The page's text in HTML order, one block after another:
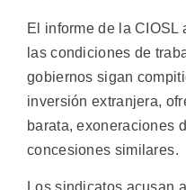
El informe de la CIOSL
las condiciones de
gobiernos sigan
inversión extranjera,
barata, exoneraciones
concesiones similares.
Los sindicatos acusan